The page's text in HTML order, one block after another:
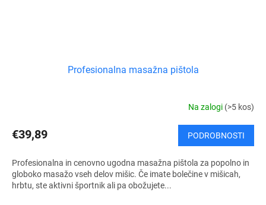
Profesionalna masažna pištola
Na zalogi (>5 kos)
€39,89 PODROBNOSTI
Profesionalna in cenovno ugodna masažna pištola za popolno in
globoko masažo vseh delov mišic. Če imate bolečine v mišicah,
hrbtu, ste aktivni športnik ali pa obožujete...